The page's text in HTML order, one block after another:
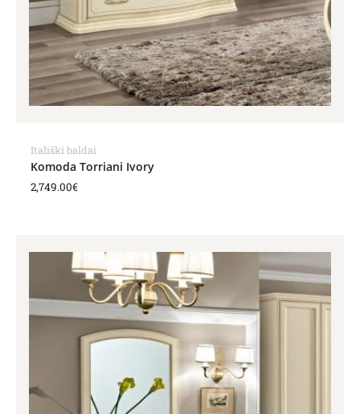
Itališki baldai
Komoda Torriani Ivory
2,749.00€